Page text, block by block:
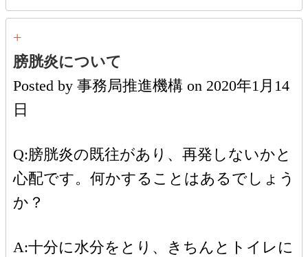
+
膀胱炎について
Posted by 事務局推進機構 on 2020年1月14
日
Q:膀胱炎の既往があり、再発しないかと
心配です。何かすることはあるでしょう
か？
A:十分に水分をとり、きちんとトイレに